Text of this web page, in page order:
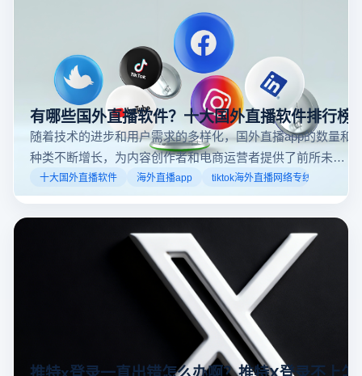
有哪些国外直播软件？十大国外直播软件排行榜
随着技术的进步和用户需求的多样化，国外直播app的数量和
种类不断增长，为内容创作者和电商运营者提供了前所未有
的机遇。如果你是一个跨境电商从业者，想要了解2025年十
大国外直播软件排行榜，那么你来对地方了！接下来跟着云
登多开浏览器一起来了解海外直播平台哪些最受欢迎。
十大国外直播软件 海外直播app tiktok海外直播网络专线
推特x登录一直出错怎么办啊？推特X登录不上怎